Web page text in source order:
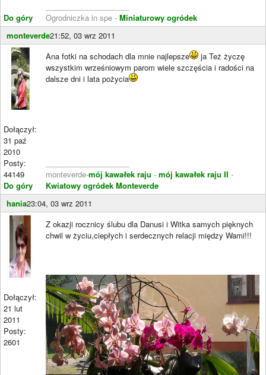
Do góry
Ogrodniczka in spe - Miniaturowy ogródek
monteverde21:52, 03 wrz 2011
Dołączył:
31 paź
2010
Posty:
44149
Do góry
Ana fotki na schodach dla mnie najlepsze
ja Też życzę
wszystkim wrześniowym parom wiele szczęścia i radości na
dalsze dni i lata pożycia
monteverde-mój kawałek raju - mój kawałek raju II -
Kwiatowy ogródek Monteverde
hania23:04, 03 wrz 2011
Dołączył:
21 lut
2011
Posty:
2601
Z okazji rocznicy ślubu dla Danusi i Witka samych pięknych
chwil w życiu,ciepłych i serdecznych relacji między Wami!!!